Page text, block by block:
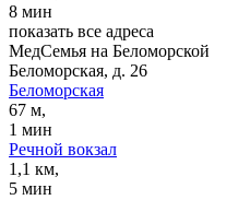
8 мин
показать все адреса
МедСемья на Беломорской
Беломорская, д. 26
Беломорская
67 м,
1 мин
Речной вокзал
1,1 км,
5 мин